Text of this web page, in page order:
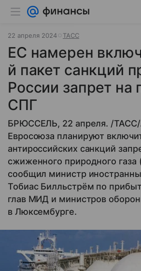
22 апреля 2024 ТАСС
ЕС намерен
й пакет санкций
России запрет на
СПГ
БРЮССЕЛЬ, 22 апреля. /ТАСС/
Евросоюза планируют
антироссийских санкций
сжиженного природного
сообщил министр
Тобиас Билльстрём по
глав МИД и министров
в Люксембурге.